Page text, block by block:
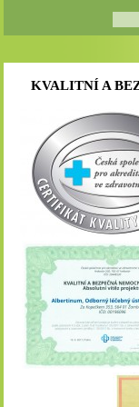
KVALITNÍ A